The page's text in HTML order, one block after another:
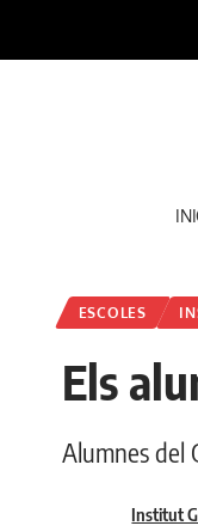
ESCOLES
Els
Alumnes del
Institut